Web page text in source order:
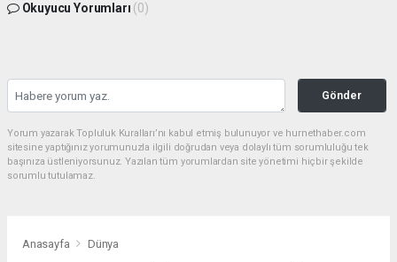
Okuyucu Yorumları (0)
Gönder
Yorum yazarak Topluluk Kuralları’nı kabul etmiş bulunuyor ve hurnethaber.com
sitesine yaptığınız yorumunuzla ilgili doğrudan veya dolaylı tüm sorumluluğu tek
başınıza üstleniyorsunuz. Yazılan tüm yorumlardan site yönetimi hiçbir şekilde
sorumlu tutulamaz.
Anasayfa Dünya